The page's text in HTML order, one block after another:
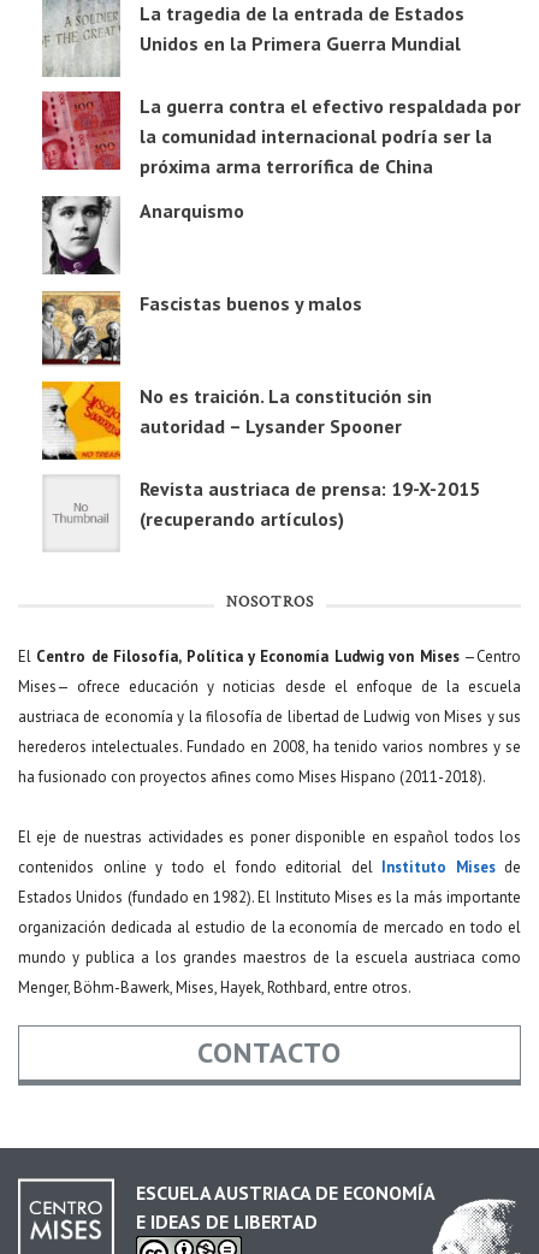
La tragedia de la entrada de Estados
Unidos en la Primera Guerra Mundial
La guerra contra el efectivo respaldada por
la comunidad internacional podría ser la
próxima arma terrorífica de China
Anarquismo
Fascistas buenos y malos
No es traición. La constitución sin
autoridad – Lysander Spooner
Revista austriaca de prensa: 19-X-2015
(recuperando artículos)
NOSOTROS
El Centro de Filosofía, Política y Economía Ludwig von Mises—Centro
Mises— ofrece educación y noticias desde el enfoque de la escuela
austriaca de economía y la filosofía de libertad de Ludwig von Mises y sus
herederos intelectuales. Fundado en 2008, ha tenido varios nombres y se
ha fusionado con proyectos afines como Mises Hispano (2011-2018).
El eje de nuestras actividades es poner disponible en español todos los
contenidos online y todo el fondo editorial del Instituto Misesde
Estados Unidos (fundado en 1982). El Instituto Mises es la más importante
organización dedicada al estudio de la economía de mercado en todo el
mundo y publica a los grandes maestros de la escuela austriaca como
Menger, Böhm-Bawerk, Mises, Hayek, Rothbard, entre otros.
CONTACTO
Email *
ESCUELA AUSTRIACA DE ECONOMÍA
E IDEAS DE LIBERTAD